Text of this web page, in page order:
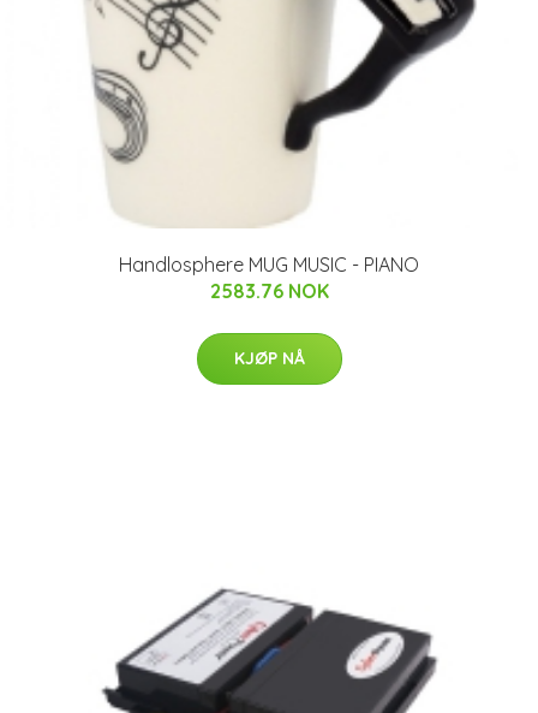
Handlosphere MUG MUSIC - PIANO
2583.76 NOK
KJØP NÅ